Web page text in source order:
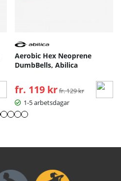
Aerobic Hex Neoprene
DumbBells, Abilica
fr. 119 kr Ordinarie pris:
fr. 129 kr
1-5 arbetsdagar